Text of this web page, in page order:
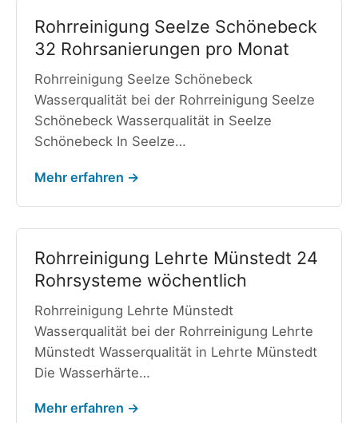
Rohrreinigung Seelze Schönebeck
32 Rohrsanierungen pro Monat
Rohrreinigung Seelze Schönebeck
Wasserqualität bei der Rohrreinigung Seelze
Schönebeck Wasserqualität in Seelze
Schönebeck In Seelze…
Mehr erfahren →
Rohrreinigung Lehrte Münstedt 24
Rohrsysteme wöchentlich
Rohrreinigung Lehrte Münstedt
Wasserqualität bei der Rohrreinigung Lehrte
Münstedt Wasserqualität in Lehrte Münstedt
Die Wasserhärte…
Mehr erfahren →